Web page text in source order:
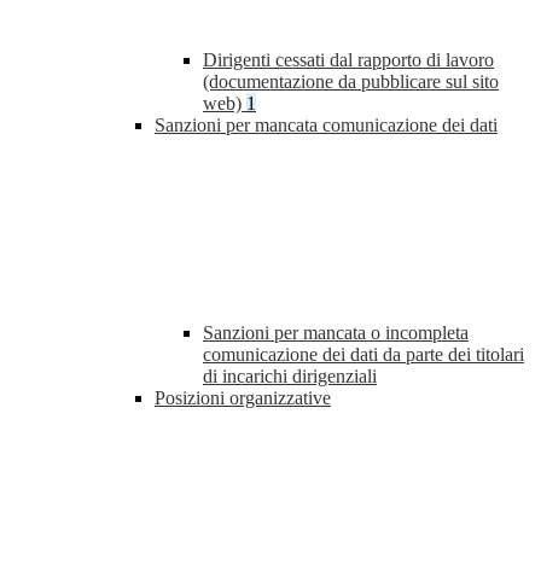
Dirigenti cessati dal rapporto di lavoro
(documentazione da pubblicare sul sito
web) 1
Sanzioni per mancata comunicazione dei dati
Sanzioni per mancata o incompleta
comunicazione dei dati da parte dei titolari
di incarichi dirigenziali
Posizioni organizzative